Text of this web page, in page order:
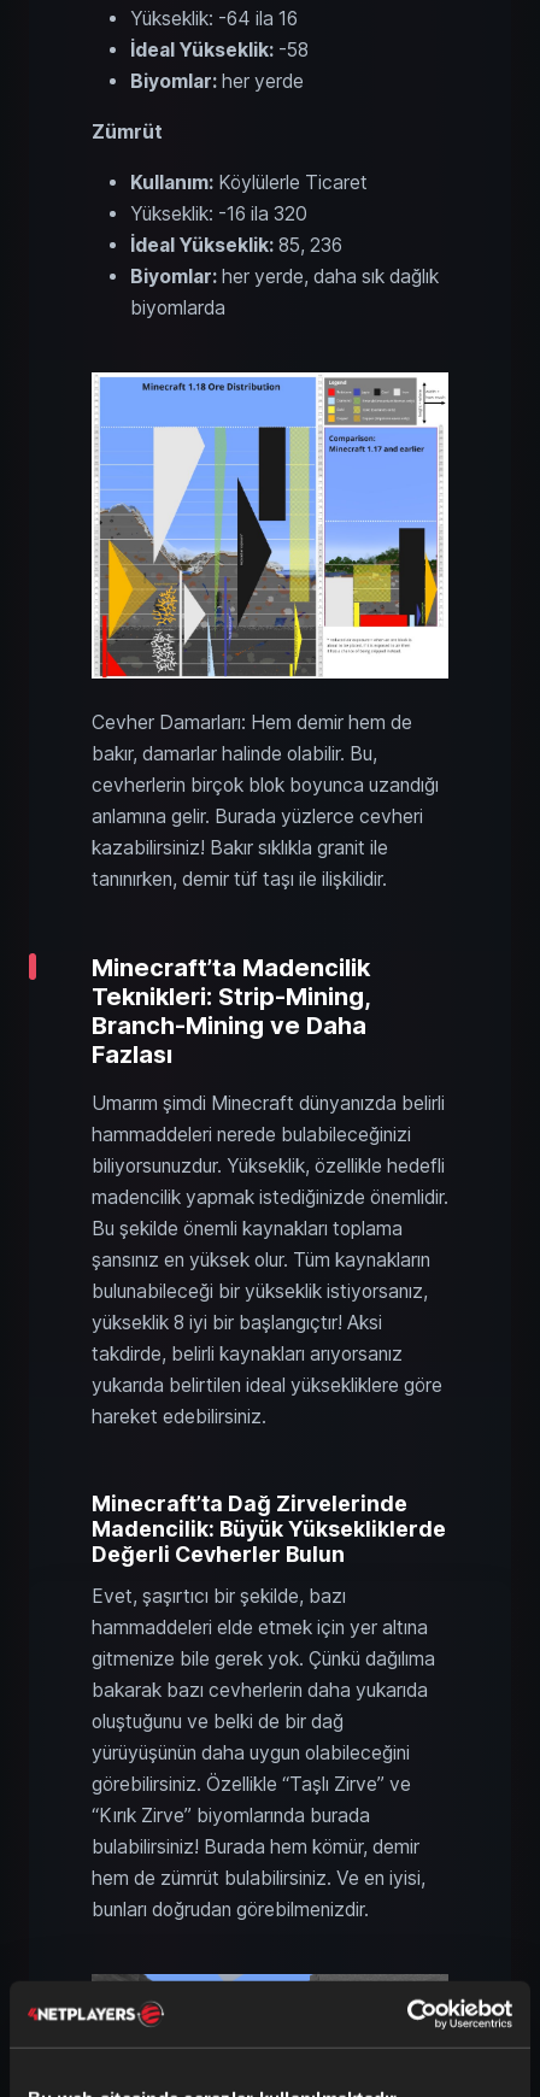
Yükseklik: -64 ila 16
İdeal Yükseklik: -58
Biyomlar: her yerde
Zümrüt
Kullanım: Köylülerle Ticaret
Yükseklik: -16 ila 320
İdeal Yükseklik: 85, 236
Biyomlar: her yerde, daha sık dağlık
biyomlarda
Cevher Damarları: Hem demir hem de
bakır, damarlar halinde olabilir. Bu,
cevherlerin birçok blok boyunca uzandığı
anlamına gelir. Burada yüzlerce cevheri
kazabilirsiniz! Bakır sıklıkla granit ile
tanınırken, demir tüf taşı ile ilişkilidir.
Minecraft’ta Madencilik
Teknikleri: Strip-Mining,
Branch-Mining ve Daha
Fazlası
Umarım şimdi Minecraft dünyanızda belirli
hammaddeleri nerede bulabileceğinizi
biliyorsunuzdur. Yükseklik, özellikle hedefli
madencilik yapmak istediğinizde önemlidir.
Bu şekilde önemli kaynakları toplama
şansınız en yüksek olur. Tüm kaynakların
bulunabileceği bir yükseklik istiyorsanız,
yükseklik 8 iyi bir başlangıçtır! Aksi
takdirde, belirli kaynakları arıyorsanız
yukarıda belirtilen ideal yüksekliklere göre
hareket edebilirsiniz.
Minecraft’ta Dağ Zirvelerinde
Madencilik: Büyük Yüksekliklerde
Değerli Cevherler Bulun
Evet, şaşırtıcı bir şekilde, bazı
hammaddeleri elde etmek için yer altına
gitmenize bile gerek yok. Çünkü dağılıma
bakarak bazı cevherlerin daha yukarıda
oluştuğunu ve belki de bir dağ
yürüyüşünün daha uygun olabileceğini
görebilirsiniz. Özellikle “Taşlı Zirve” ve
“Kırık Zirve” biyomlarında burada
bulabilirsiniz! Burada hem kömür, demir
hem de zümrüt bulabilirsiniz. Ve en iyisi,
bunları doğrudan görebilmenizdir.